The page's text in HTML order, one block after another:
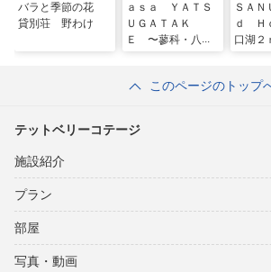
バラと季節の花
貸別荘 野わけ
ａｓａ ＹＡＴＳ
ＵＧＡＴＡＫ
Ｅ 〜蓼科・八ヶ
ＳＡ
ｄ Ｈ
口湖２
このページのトップ
テットベリーコテージ
施設紹介
プラン
部屋
写真・動画